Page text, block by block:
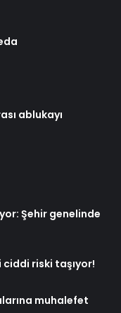
ablukayı
Şehir genelinde
riski taşıyor!
muhalefet